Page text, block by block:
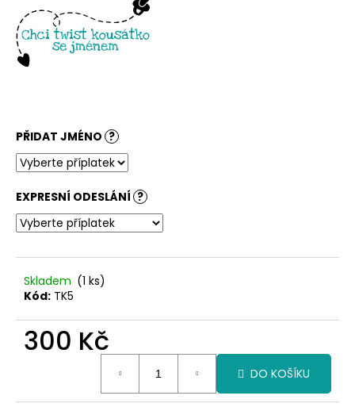
PŘIDAT JMÉNO ?
EXPRESNÍ ODESLÁNÍ ?
Skladem (1 ks)
Kód: TK5
300 Kč
DO KOŠÍKU